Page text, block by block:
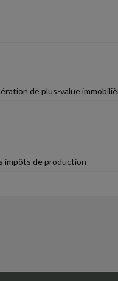
de plus-value
impôts de production